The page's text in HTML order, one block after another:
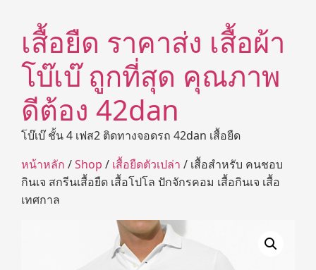
เสื้อยืด ราคาส่ง เสื้อผ้า
โบ๊เบ๊ ถูกที่สุด คุณภาพ
ดีต้อง 42dan
โบ๊เบ๊ ชั้น 4 เฟส2 ติดทางจอดรถ 42dan เสื้อยืด
หน้าหลัก /Shop / เสื้อยืดตัวเปล่า / เสื้อสำหรับ คนชอบ
กินเจ สกรีนเสื้อยืด เสื้อโปโล ปักจักรคอม เสื้อกินเจ เสื้อ
เทศกาล